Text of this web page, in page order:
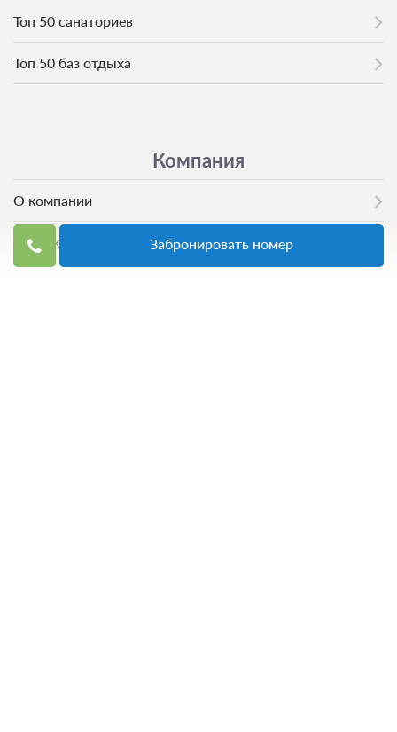
Забронировать номер
Топ 50 санаториев
Топ 50 баз отдыха
Компания
О компании
Контакты